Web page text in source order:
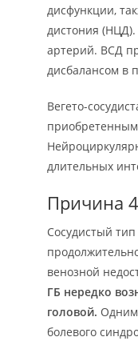
дисфункции,
дистония (НЦД).
артерий. ВСД
дисбалансом в
Вегето-
приобретенным
длительных
Причина
Сосудистый
венозной
ГБ нередко
головой. Одним
болевого